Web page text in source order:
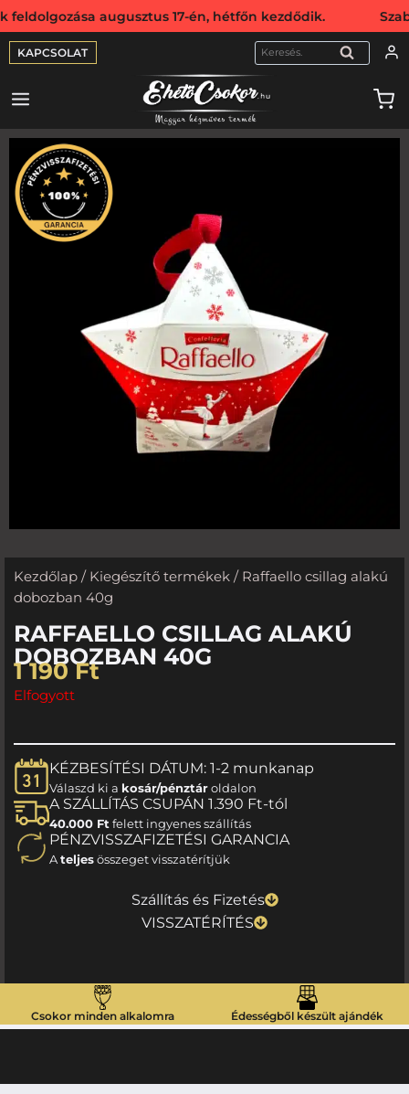
augusztus 17-én, hétfőn kezdődik.
KAPCSOLAT KERESÉS
Kezdőlap / Kiegészítő termékek / Raffaello csillag alakú
dobozban 40g
RAFFAELLO CSILLAG ALAKÚ
DOBOZBAN 40G
1 190Ft
Elfogyott
KÉZBESÍTÉSI DÁTUM: 1-2 munkanap
Válaszd ki a kosár/pénztároldalon
A SZÁLLÍTÁS CSUPÁN 1.390 Ft-tól
40.000 Ft felett ingyenes szállítás
PÉNZVISSZAFIZETÉSI GARANCIA
Ateljesösszeget visszatérítjük
Szállítás és Fizetés
VISSZATÉRÍTÉS
Csokor minden alkalomra Édességből készült ajándék